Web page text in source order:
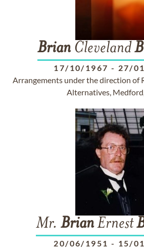
Brian Cleveland
17/10/1967 - 27/
Arrangements under the direction of
Alternatives,
Mr. BrianErnest
20/06/1951 - 15/